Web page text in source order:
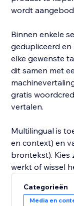
wordt
Binnen enkele
gedupliceerd
elke gewenste
dit samen met
gratis
vertalen.
Multilingual is
en context) en
brontekst). Kies
werkt of wissel
de beste
Categorieën
Media en